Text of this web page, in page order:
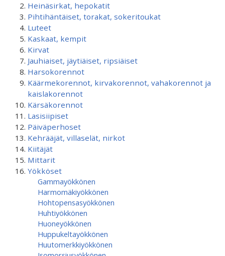
Heinäsirkat, hepokatit
Pihtihäntäiset, torakat, sokeritoukat
Luteet
Kaskaat, kempit
Kirvat
Jauhiaiset, jäytiäiset, ripsiäiset
Harsokorennot
Käärmekorennot, kirvakorennot, vahakorennot ja
kaislakorennot
Kärsäkorennot
Lasisiipiset
Päiväperhoset
Kehrääjät, villaselät, nirkot
Kiitäjät
Mittarit
Yökköset
Gammayökkönen
Harmomäkiyökkönen
Hohtopensasyökkönen
Huhtiyökkönen
Huoneyökkönen
Huppukeltayökkönen
Huutomerkkiyökkönen